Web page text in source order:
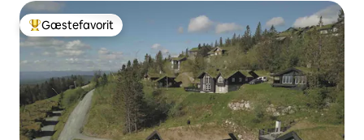
Bedste gæstefavorit
Gæstefavorit